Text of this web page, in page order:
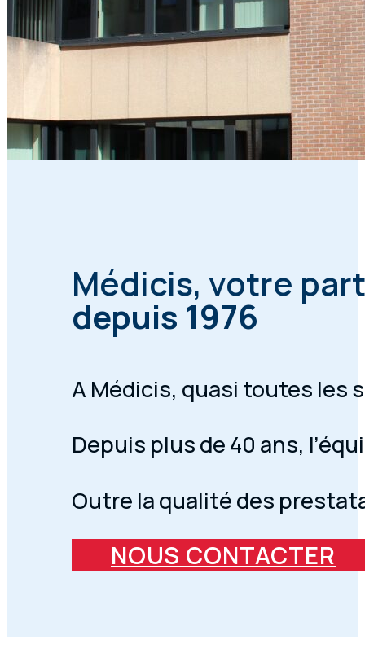
Médicis, votre
depuis 1976
A Médicis, quasi toutes les
Depuis plus de 40 ans,
Outre la qualité des
NOUS CONTACTER